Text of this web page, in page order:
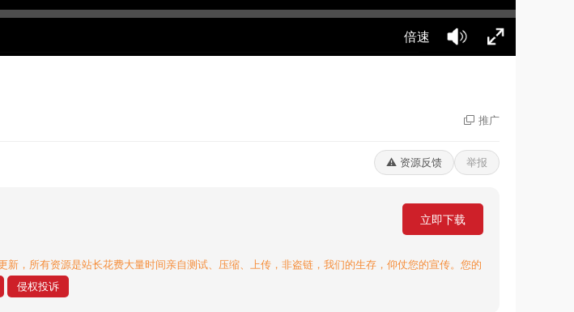
倍速
推广
⚠️ 资源反馈 举报
立即下载
新，所有资源是站长花费大量时间亲自测试、压缩、上传，非盗链，我们的生存，仰仗您的宣传。您的
侵权投诉